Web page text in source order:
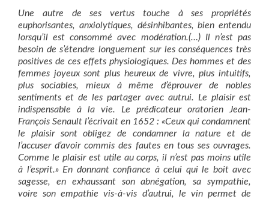
Une autre de ses vertus touche à ses propriétés
euphorisantes, anxiolytiques, désinhibantes, bien entendu
lorsqu’il est consommé avec modération.(…) Il n’est pas
besoin de s’étendre longuement sur les conséquences très
positives de ces effets physiologiques. Des hommes et des
femmes joyeux sont plus heureux de vivre, plus intuitifs,
plus sociables, mieux à même d’éprouver de nobles
sentiments et de les partager avec autrui. Le plaisir est
indispensable à la vie. Le prédicateur oratorien Jean-
François Senault l’écrivait en 1652 : «Ceux qui condamnent
le plaisir sont obligez de condamner la nature et de
l’accuser d’avoir commis des fautes en tous ses ouvrages.
Comme le plaisir est utile au corps, il n’est pas moins utile
à l’esprit.» En donnant confiance à celui qui le boit avec
sagesse, en exhaussant son abnégation, sa sympathie,
voire son empathie vis-à-vis d’autrui, le vin permet de